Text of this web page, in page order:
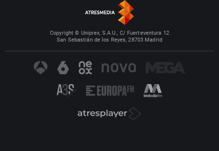
Copyright © Uniprex, S.A.U., C/ Fuerteventura 12
San Sebastián de los Reyes, 28703 Madrid